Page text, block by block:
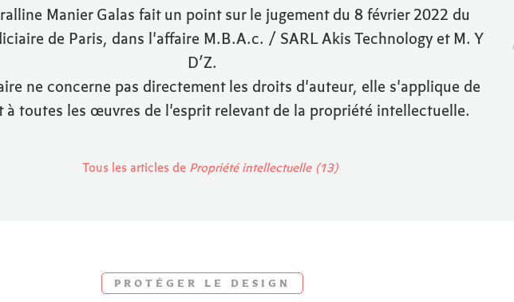
Manier Galas fait un point sur le jugement du 8 février 2022 du
de Paris, dans l'affaire M.B.A.c. / SARL Akis Technology et M. Y
D’Z.
ne concerne pas directement les droits d'auteur, elle s'applique de
à toutes les œuvres de l'esprit relevant de la propriété intellectuelle.
Tous les articles de Propriété intellectuelle (13)
PROTÉGER LE DESIGN